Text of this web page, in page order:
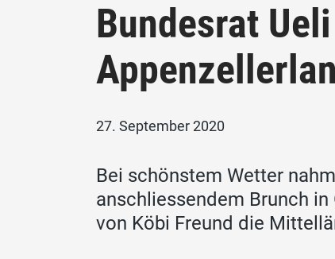
Bundesrat
27. September 2020
Bei schönstem Wetter
anschliessendem Brunch
von Köbi Freund die